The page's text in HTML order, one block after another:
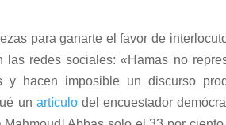
para ganarte el favor de
redes sociales: «Hamas no
hacen imposible un discurso
un artículodel encuestador